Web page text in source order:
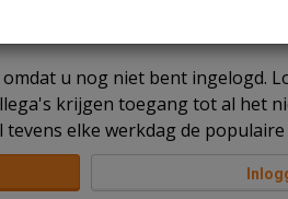
u nog niet bent ingelogd.
krijgen toegang tot al het
elke werkdag de